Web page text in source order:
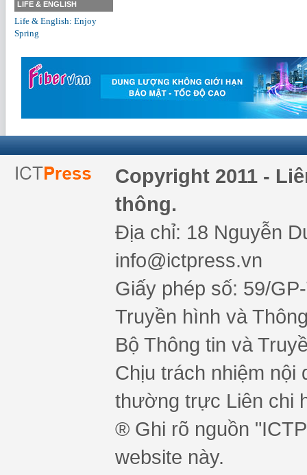
LIFE & ENGLISH
Life & English: Enjoy
Spring
Copyright 2011 -
thông.
Địa chỉ: 18 Nguyễn
info@ictpress.vn
Giấy phép số: 59/
Truyền hình và
Bộ Thông tin và
Chịu trách nhiệm nội
thường trực Liên chi
® Ghi rõ nguồn
website này.